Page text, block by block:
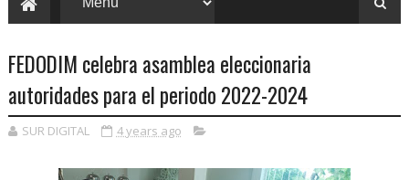
FEDODIM celebra asamblea eleccionaria
autoridades para el periodo 2022-2024
SUR DIGITAL 4 years ago